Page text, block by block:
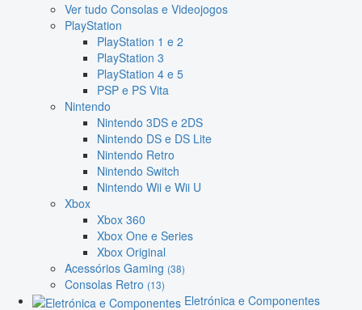
Ver tudo Consolas e Videojogos
PlayStation
PlayStation 1 e 2
PlayStation 3
PlayStation 4 e 5
PSP e PS Vita
Nintendo
Nintendo 3DS e 2DS
Nintendo DS e DS Lite
Nintendo Retro
Nintendo Switch
Nintendo Wii e Wii U
Xbox
Xbox 360
Xbox One e Series
Xbox Original
Acessórios Gaming (38)
Consolas Retro (13)
Eletrónica e Componentes